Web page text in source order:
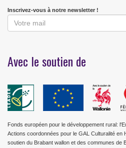
Inscrivez-vous à notre newsletter !
Avec le soutien de
Fonds européen pour le développement rural:
Actions coordonnées pour le GAL Culturalité en
soutien du Brabant wallon et des communes de